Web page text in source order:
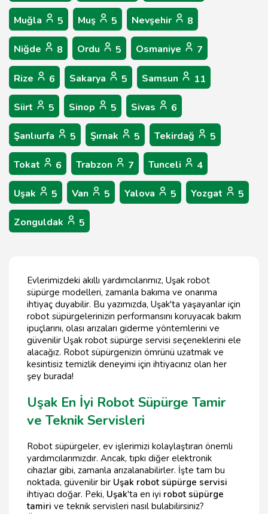
Muğla 5 Muş 5 Nevşehir 8
Niğde 8 Ordu 5 Osmaniye 7
Rize 6 Sakarya 5 Samsun 11
Siirt 5 Sinop 5 Sivas 6
Şanlıurfa 5 Şırnak 5 Tekirdağ 5
Tokat 6 Trabzon 7 Tunceli 4
Uşak 5 Van 5 Yalova 5 Yozgat 5
Zonguldak 5
Evlerimizdeki akıllı yardımcılarımız, Uşak robot
süpürge modelleri, zamanla bakıma ve onarıma
ihtiyaç duyabilir. Bu yazımızda, Uşak'ta yaşayanlar için
robot süpürgelerinizin performansını koruyacak bakım
ipuçlarını, olası arızaları giderme yöntemlerini ve
güvenilir Uşak robot süpürge servisi seçeneklerini ele
alacağız. Robot süpürgenizin ömrünü uzatmak ve
kesintisiz temizlik deneyimi için ihtiyacınız olan her
şey burada!
Uşak En İyi Robot Süpürge Tamir
ve Teknik Servisleri
Robot süpürgeler, ev işlerimizi kolaylaştıran önemli
yardımcılarımızdır. Ancak, tıpkı diğer elektronik
cihazlar gibi, zamanla arızalanabilirler. İşte tam bu
noktada, güvenilir bir Uşak robot süpürge servisi
ihtiyacı doğar. Peki, Uşak'ta en iyi robot süpürge
tamiri ve teknik servisleri nasıl bulabilirsiniz?